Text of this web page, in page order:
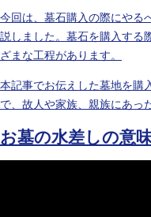
今回は、墓石購入の際にやる
説しました。墓石を購入する
ざまな工程があります。
本記事でお伝えした墓地を購
で、故人や家族、親族にあっ
お墓の水差しの意